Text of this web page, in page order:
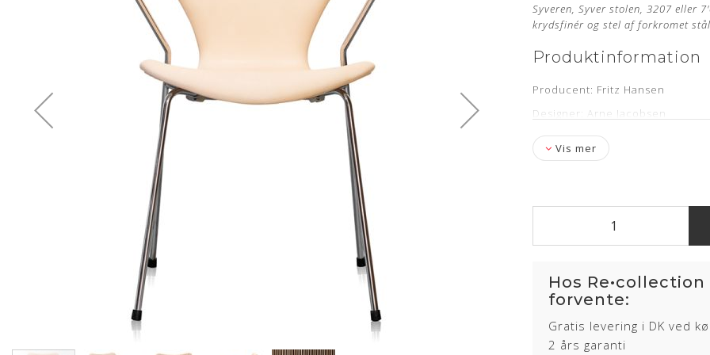
Syveren, Syver stolen, 3207 eller
krydsfinér og stel af forkromet
Produktinformation
Producent: Fritz Hansen
Designer: Arne Jacobsen
Model: 3207
Sædehøjde: 46,5 cm
Læder: Original Vegetal Natur
Stand: Ubrugt og nypolstret
Stelnummer & 5 års garanti
Mangler du en ny polstring til
Om læderet
Vis mer
Hos
forvente:
Gratis levering i DK ved
2 års garanti